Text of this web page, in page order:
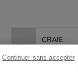
CRAIE
Continuer sans accepter